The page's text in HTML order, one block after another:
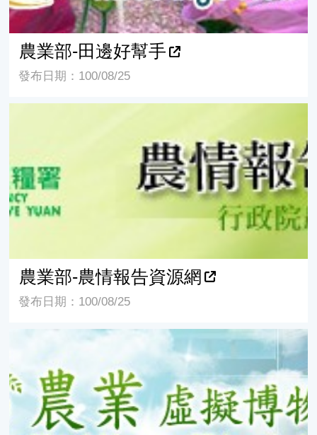
農業部-田邊好幫手
發布日期：100/08/25
農業部-農情報告資源網
發布日期：100/08/25
農業部-農業虛擬博物館